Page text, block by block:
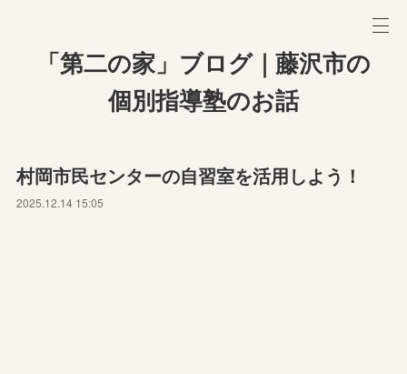
「第二の家」ブログ｜藤沢市の
個別指導塾のお話
村岡市民センターの自習室を活用しよう！
2025.12.14 15:05